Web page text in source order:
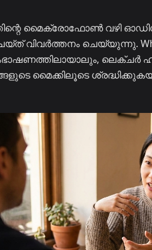
മൈക്രോഫോൺ വഴി
ചെയ്യുന്നു.
ലെക്‌ചർ
മൈക്കിലൂടെ